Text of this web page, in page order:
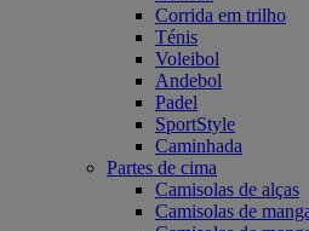
Corrida em trilho
Ténis
Voleibol
Andebol
Padel
SportStyle
Caminhada
Partes de cima
Camisolas de alças
Camisolas de